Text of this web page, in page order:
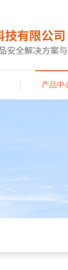
产品中